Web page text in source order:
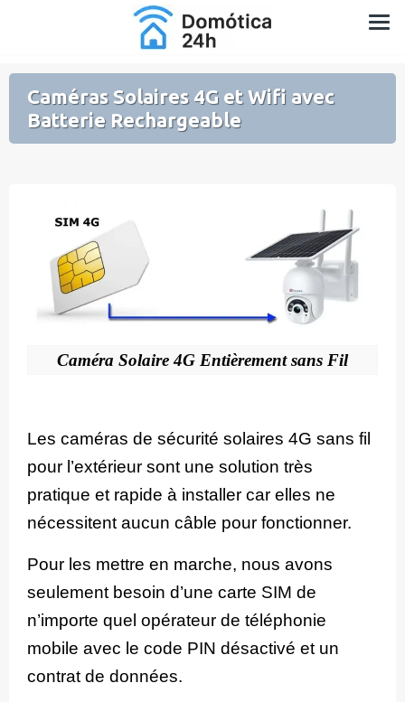
Domotique pour la Maison et le Jardin
Caméras Solaires 4G et Wifi avec
Batterie Rechargeable
Caméra Solaire 4G Entièrement sans Fil
Les caméras de sécurité solaires 4G sans fil
pour l’extérieur sont une solution très
pratique et rapide à installer car elles ne
nécessitent aucun câble pour fonctionner.
Pour les mettre en marche, nous avons
seulement besoin d’une carte SIM de
n’importe quel opérateur de téléphonie
mobile avec le code PIN désactivé et un
contrat de données.